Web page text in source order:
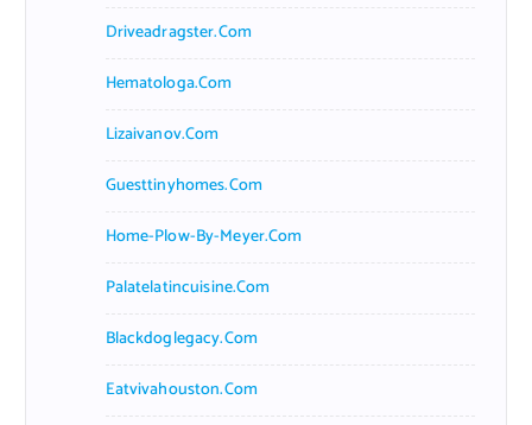
Driveadragster.com
Hematologa.com
Lizaivanov.com
Guesttinyhomes.com
Home-Plow-By-Meyer.com
Palatelatincuisine.com
Blackdoglegacy.com
Eatvivahouston.com